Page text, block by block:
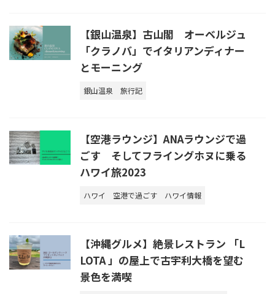
【銀山温泉】古山閣 オーベルジュ
「クラノバ」でイタリアンディナー
とモーニング
銀山温泉 旅行記
【空港ラウンジ】ANAラウンジで過
ごす そしてフライングホヌに乗る
ハワイ旅2023
ハワイ 空港で過ごす ハワイ情報
【沖縄グルメ】絶景レストラン 「L
LOTA 」の屋上で古宇利大橋を望む
景色を満喫